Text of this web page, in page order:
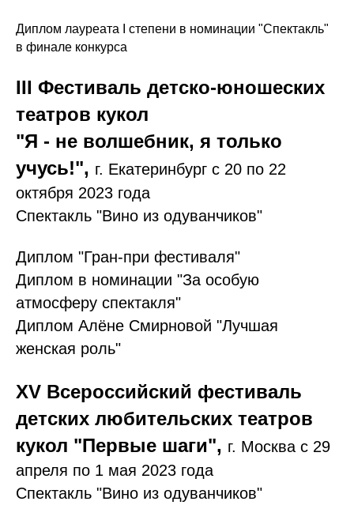
Диплом лауреата I степени в номинации "Спектакль"
в финале конкурса
III Фестиваль детско-юношеских
театров кукол
"Я - не волшебник, я только
учусь!", г. Екатеринбург с 20 по 22
октября 2023 года
Спектакль "Вино из одуванчиков"
Диплом "Гран-при фестиваля"
Диплом в номинации "За особую
атмосферу спектакля"
Диплом Алёне Смирновой "Лучшая
женская роль"
XV Всероссийский фестиваль
детских любительских театров
кукол "Первые шаги", г. Москва с 29
апреля по 1 мая 2023 года
Спектакль "Вино из одуванчиков"